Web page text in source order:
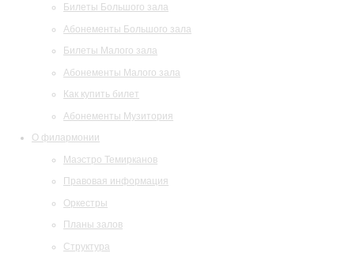
Билеты Большого зала
Абонементы Большого зала
Билеты Малого зала
Абонементы Малого зала
Как купить билет
Абонементы Музитория
О филармонии
Маэстро Темирканов
Правовая информация
Оркестры
Планы залов
Структура